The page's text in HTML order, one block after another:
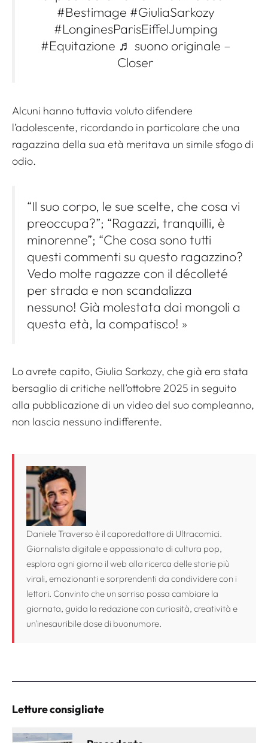
#Bestimage #GiuliaSarkozy
#LonginesParisEiffelJumping
#Equitazione ♬ suono originale –
Closer
Alcuni hanno tuttavia voluto difendere
l’adolescente, ricordando in particolare che una
ragazzina della sua età meritava un simile sfogo di
odio.
“Il suo corpo, le sue scelte, che cosa vi
preoccupa?”; “Ragazzi, tranquilli, è
minorenne”; “Che cosa sono tutti
questi commenti su questo ragazzino?
Vedo molte ragazze con il décolleté
per strada e non scandalizza
nessuno! Già molestata dai mongoli a
questa età, la compatisco! »
Lo avrete capito, Giulia Sarkozy, che già era stata
bersaglio di critiche nell’ottobre 2025 in seguito
alla pubblicazione di un video del suo compleanno,
non lascia nessuno indifferente.
Daniele Traverso è il caporedattore di Ultracomici.
Giornalista digitale e appassionato di cultura pop,
esplora ogni giorno il web alla ricerca delle storie più
virali, emozionanti e sorprendenti da condividere con i
lettori. Convinto che un sorriso possa cambiare la
giornata, guida la redazione con curiosità, creatività e
un'inesauribile dose di buonumore.
Letture consigliate